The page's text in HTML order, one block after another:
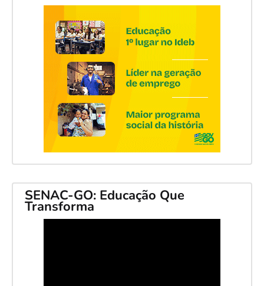
SENAC-GO: Educação Que
Transforma